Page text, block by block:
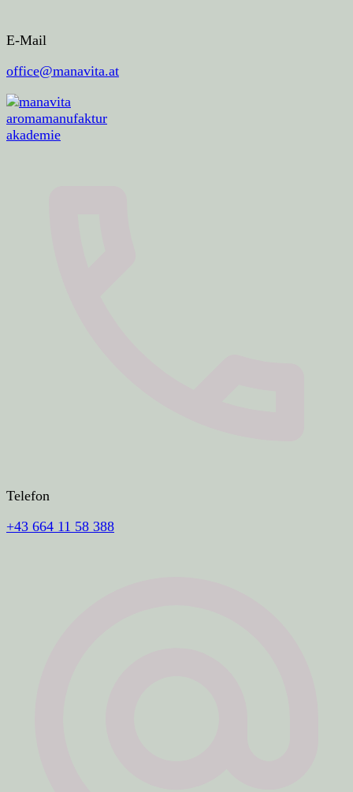
E-Mail
office@manavita.at
Telefon
+43 664 11 58 388